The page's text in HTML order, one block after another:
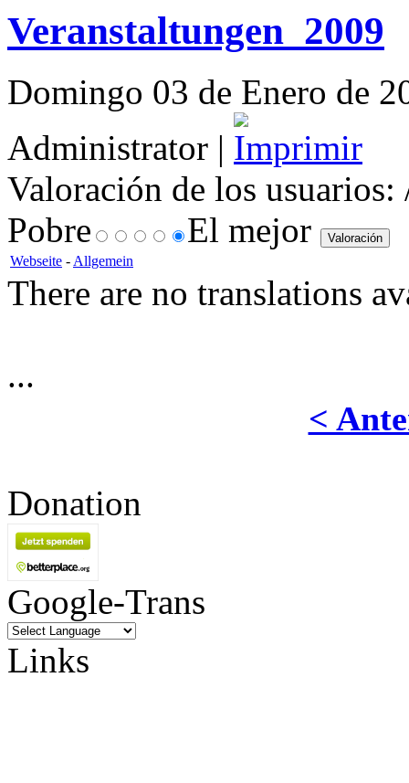
Veranstaltungen_2009
Domingo 03 de Enero de
Administrator |
Valoración de los usuarios:
Pobre
El mejor
Webseite - Allgemein
There are no translations
...
<
Donation
Google-Trans
Links